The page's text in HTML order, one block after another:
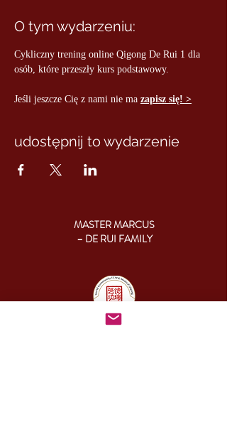
O tym wydarzeniu:
Cykliczny trening online Qigong De Rui 1 dla
osób, które przeszły kurs podstawowy.
Jeśli jeszcze Cię z nami nie ma zapisz się! >
udostępnij to wydarzenie
MASTER MARCUS
– DE RUI FAMILY